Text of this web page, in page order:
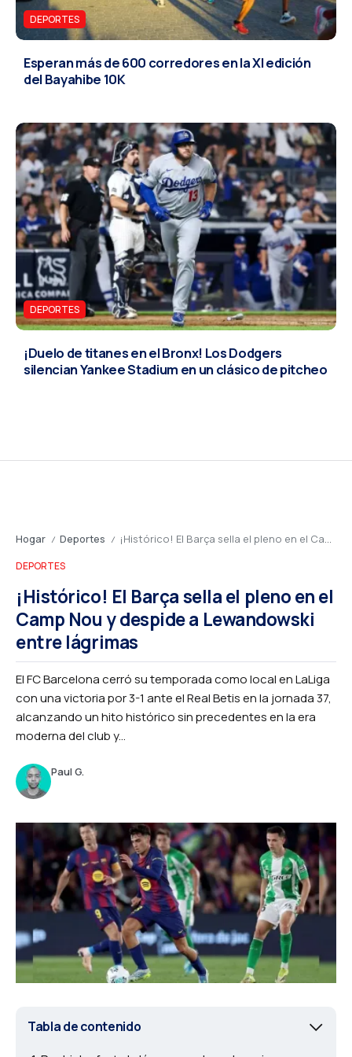
DEPORTES
Esperan más de 600 corredores en la XI edición
del Bayahibe 10K
DEPORTES
¡Duelo de titanes en el Bronx! Los Dodgers
silencian Yankee Stadium en un clásico de pitcheo
Hogar / Deportes / ¡Histórico! El Barça sella el pleno en el Camp Nou y despide a Lewandowski entre lágrimas
DEPORTES
¡Histórico! El Barça sella el pleno en el
Camp Nou y despide a Lewandowski
entre lágrimas
El FC Barcelona cerró su temporada como local en LaLiga
con una victoria por 3-1 ante el Real Betis en la jornada 37,
alcanzando un hito histórico sin precedentes en la era
moderna del club y...
Paul G.
Tabla de contenido